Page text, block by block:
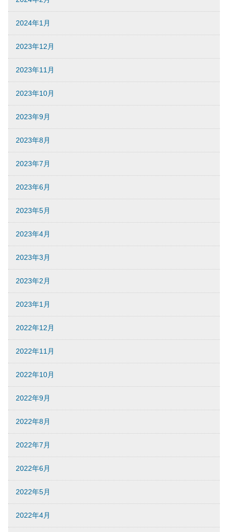
2024年1月
2023年12月
2023年11月
2023年10月
2023年9月
2023年8月
2023年7月
2023年6月
2023年5月
2023年4月
2023年3月
2023年2月
2023年1月
2022年12月
2022年11月
2022年10月
2022年9月
2022年8月
2022年7月
2022年6月
2022年5月
2022年4月